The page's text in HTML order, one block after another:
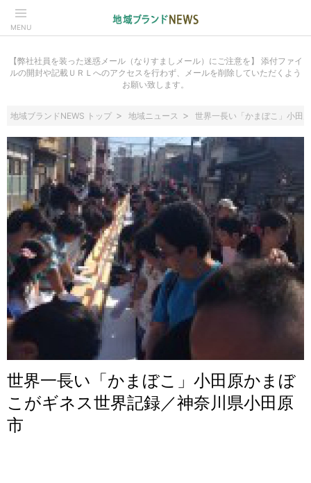
MENU
【弊社社員を装った迷惑メール（なりすましメール）にご注意を】 添付ファイ
ルの開封や記載ＵＲＬへのアクセスを行わず、メールを削除していただくよう
お願い致します。
地域ブランドNEWS トップ 地域ニュース 世界一長い「かまぼこ」小田
世界一長い「かまぼこ」小田原かまぼ
こがギネス世界記録／神奈川県小田原
市